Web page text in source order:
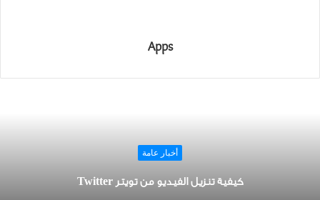
Apps
أخبار عامة
كيفية تنزيل الفيديو من تويتر Twitter